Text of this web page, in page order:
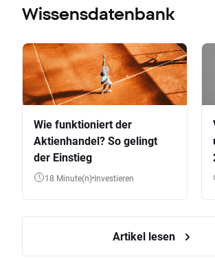
Wissensdatenbank
Wie funktioniert der
Aktienhandel? So gelingt
der Einstieg
18 Minute(n) Investieren
Artikel lesen